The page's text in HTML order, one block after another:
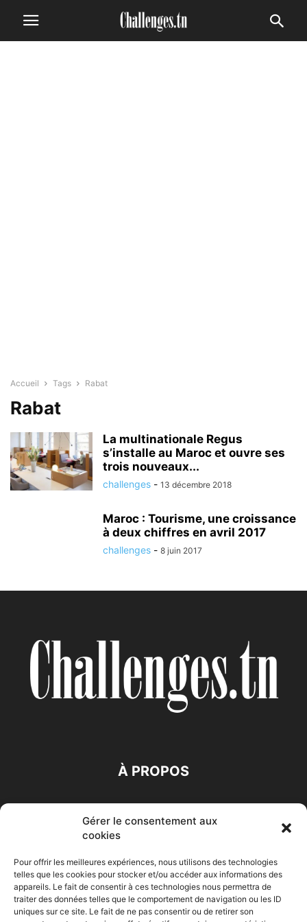
Gérer le consentement aux
cookies
Pour offrir les meilleures expériences, nous utilisons des technologies
telles que les cookies pour stocker et/ou accéder aux informations des
appareils. Le fait de consentir à ces technologies nous permettra de
traiter des données telles que le comportement de navigation ou les ID
uniques sur ce site. Le fait de ne pas consentir ou de retirer son
Accueil Tags Rabat
Rabat
La multinationale Regus
s’installe au Maroc et ouvre ses
trois nouveaux...
challenges - 13 décembre 2018
Maroc : Tourisme, une croissance
à deux chiffres en avril 2017
challenges - 8 juin 2017
À PROPOS
Accueil Economie Entreprises Entrepreneur